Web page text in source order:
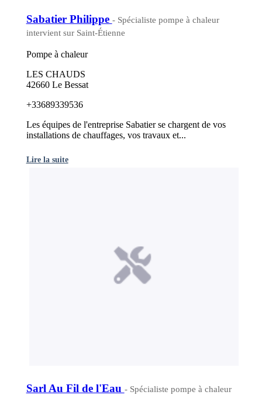
Sabatier Philippe - Spécialiste pompe à chaleur
intervient sur Saint-Étienne
Pompe à chaleur
LES CHAUDS
42660 Le Bessat
+33689339536
Les équipes de l'entreprise Sabatier se chargent de vos
installations de chauffages, vos travaux et...
Lire la suite
Sarl Au Fil de l'Eau - Spécialiste pompe à chaleur